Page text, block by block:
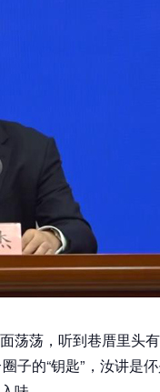
荡荡，听到巷厝里头
子的“钥匙”，汝讲是